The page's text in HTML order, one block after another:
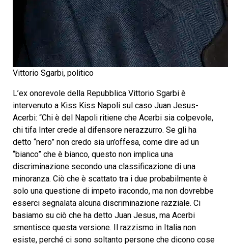
Vittorio Sgarbi, politico
L’ex onorevole della Repubblica Vittorio Sgarbi è
intervenuto a Kiss Kiss Napoli sul caso Juan Jesus-
Acerbi: “Chi è del Napoli ritiene che Acerbi sia colpevole,
chi tifa Inter crede al difensore nerazzurro. Se gli ha
detto “nero” non credo sia un’offesa, come dire ad un
“bianco” che è bianco, questo non implica una
discriminazione secondo una classificazione di una
minoranza. Ciò che è scattato tra i due probabilmente è
solo una questione di impeto iracondo, ma non dovrebbe
esserci segnalata alcuna discriminazione razziale. Ci
basiamo su ciò che ha detto Juan Jesus, ma Acerbi
smentisce questa versione. Il razzismo in Italia non
esiste, perché ci sono soltanto persone che dicono cose